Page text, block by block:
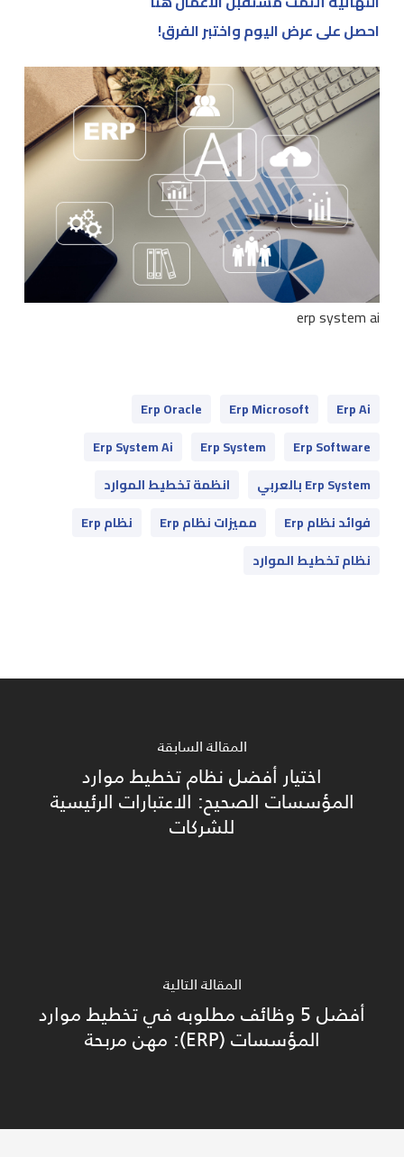
احصل على عرض اليوم واختبر الفرق!
erp system ai
Erp Ai
Erp Microsoft
Erp Oracle
Erp Software
Erp System
Erp System Ai
Erp System بالعربي
انظمة تخطيط الموارد
فوائد نظام Erp
مميزات نظام Erp
نظام Erp
نظام تخطيط الموارد
المقالة السابقة
اختيار أفضل نظام تخطيط موارد
المؤسسات الصحيح: الاعتبارات الرئيسية
للشركات
المقالة التالية
أفضل 5 وظائف مطلوبه في تخطيط موارد
المؤسسات (ERP): مهن مربحة